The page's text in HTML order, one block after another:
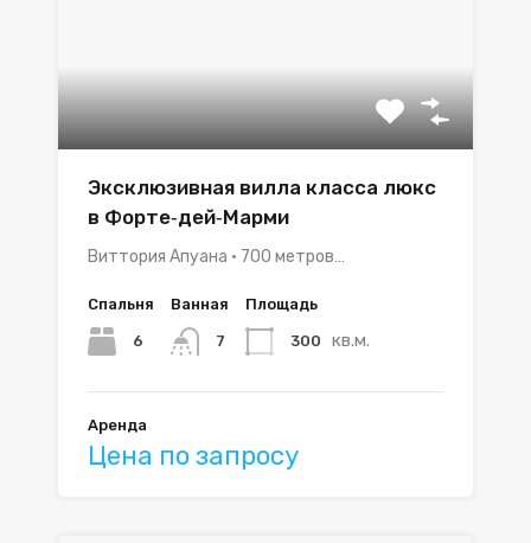
Эксклюзивная вилла класса люкс
в Форте‑дей‑Марми
Виттория Апуана • 700 метров…
Спальня
6
Ванная
7
Площадь
300 кв.м.
Аренда
Цена по запросу